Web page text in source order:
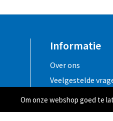
Informatie
Over ons
Veelgestelde
Om onze webshop goed te